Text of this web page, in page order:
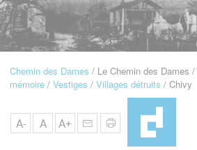
Navigation
Fil
Chemin des Dames Le Chemin des Dames
mémoire
Vestiges Villages détruits Chivy
A- A A+